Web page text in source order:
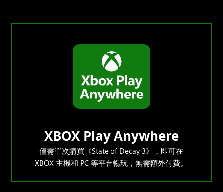
XBOX Play Anywhere
僅需單次購買《State of Decay 3》，即可在
XBOX 主機和 PC 等平台暢玩，無需額外付費。